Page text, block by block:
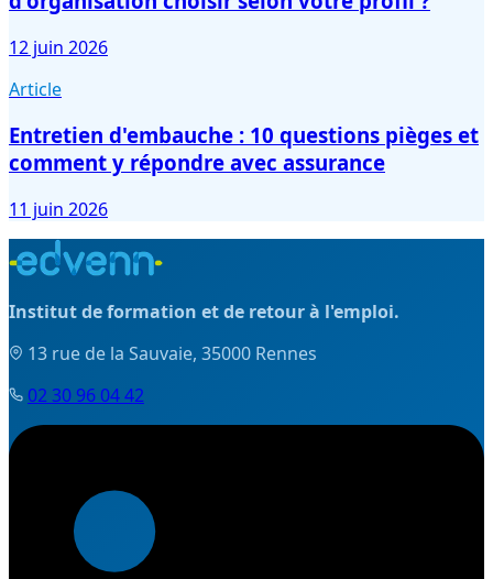
12 juin 2026
Article
Entretien d'embauche : 10 questions pièges et
comment y répondre avec assurance
11 juin 2026
Institut de formation et de retour à l'emploi.
13 rue de la Sauvaie, 35000 Rennes
02 30 96 04 42